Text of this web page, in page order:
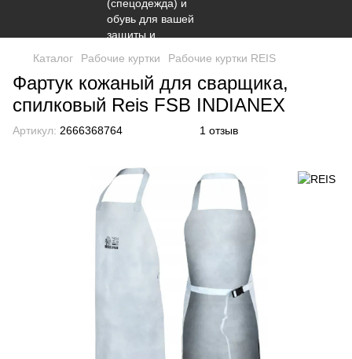
Каталог Рабочие куртки Рабочие куртки REIS
Фартук кожаный для сварщика,
спилковый Reis FSB INDIANEX
Артикул: 2666368764 1 отзыв